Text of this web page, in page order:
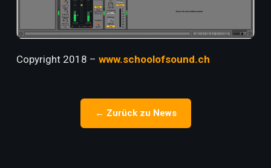
Copyright 2018 – www.schoolofsound.ch
← Zurück zu News